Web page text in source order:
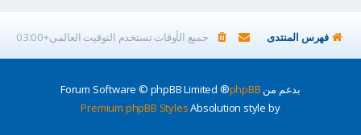
فهرس المنتدى جميع الأوقات تستخدم التوقيت العالمي+03:00
بدعم من phpBB
® Forum Software © phpBB Limited
Absolution style by
Premium phpBB Styles